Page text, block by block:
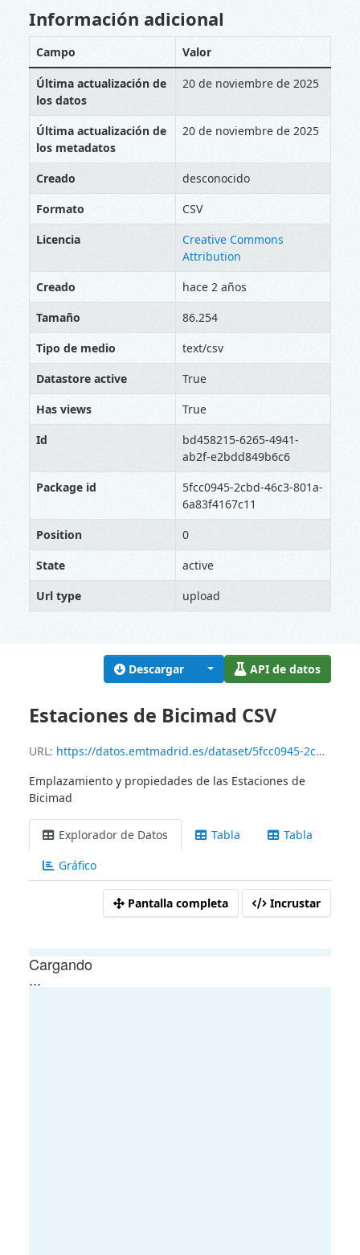
Descargar API de datos
Estaciones de Bicimad CSV
URL: https://datos.emtmadrid.es/dataset/5fcc0945-2cbd-46c3-801a-6a83f4167c11/resource/bd458215-6265-4941-ab2f-e2bdd849b6c6/download/bikestationbicimad_csv.csv
Emplazamiento y propiedades de las Estaciones de
Bicimad
Explorador de Datos Tabla
Tabla
Gráfico
Pantalla completa Incrustar
Información adicional
Campo Valor
Última actualización de
los datos
20 de noviembre de 2025
Última actualización de
los metadatos
20 de noviembre de 2025
Creado
desconocido
Formato
CSV
Licencia
Creative Commons
Attribution
Creado
hace 2 años
Tamaño
86.254
Tipo de medio
text/csv
Datastore active
True
Has views
True
Id
bd458215-6265-4941-
ab2f-e2bdd849b6c6
Package id
5fcc0945-2cbd-46c3-801a-
6a83f4167c11
Position
0
State
active
Url type
upload